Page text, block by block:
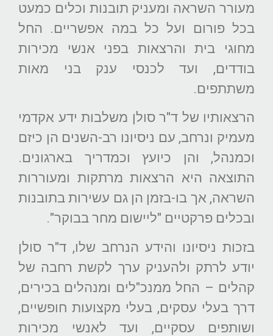
מעורר השראה ומעניק תובנות וכלים כמעט
בכל פורום ועל כל במה אפשריים. החל
מחוגי בית והרצאות בפני אנשי מכירות
בודדים, ועד לכנסי ענק בני מאות
משתתפים.
הרצאותיו של ד"ר סולן משלבות ידע אקדמי
מעמיק ונרחב, עם ניסיונו רב-השנים הן כיזם
וכמנהל, והן כיועץ וכמדריך בארגונים.
התוצאה היא הרצאות מרתקות ומעוררות
השראה, אך בו-בזמן הן גם עשירות בתובנות
ובכלים פרקטיים "ליישום מחר בבוקר".
בזכות ניסיונו והידע הנרחב שלו, ד"ר סולן
יודע לרתק ולהעניק ערך לקשת רחבה של
קהלים – החל ממנכ"לים ומנהלים בכירים,
דרך בעלי עסקים, בעלי מקצועות חופשיים,
ושותפים עסקיים, ועד לאנשי מכירות